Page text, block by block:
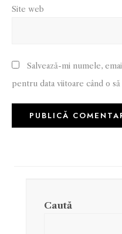
Site web
Salvează-mi numele,
pentru data viitoare când o
Caută